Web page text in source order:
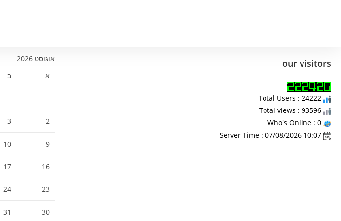
our visitors
אוגוסט 2026
א
ב
2
3
9
10
16
17
23
24
30
31